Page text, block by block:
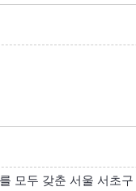
모두 갖춘 서울 서초구